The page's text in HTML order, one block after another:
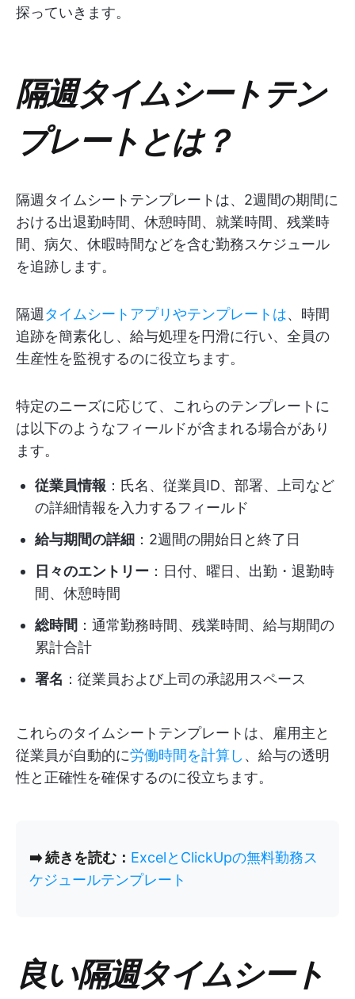
探っていきます。
隔週タイムシートテン
プレートとは？
隔週タイムシートテンプレートは、2週間の期間に
おける出退勤時間、休憩時間、就業時間、残業時
間、病欠、休暇時間などを含む勤務スケジュール
を追跡します。
隔週 タイムシートアプリやテンプレートは、時間
追跡を簡素化し、給与処理を円滑に行い、全員の
生産性を監視するのに役立ちます。
特定のニーズに応じて、これらのテンプレートに
は以下のようなフィールドが含まれる場合があり
ます。
従業員情報 ：氏名、従業員ID、部署、上司など
の詳細情報を入力するフィールド
給与期間の詳細 ：2週間の開始日と終了日
日々のエントリー ：日付、曜日、出勤・退勤時
間、休憩時間
総時間 ：通常勤務時間、残業時間、給与期間の
累計合計
署名 ：従業員および上司の承認用スペース
これらのタイムシートテンプレートは、雇用主と
従業員が自動的に労働時間を計算し 、給与の透明
性と正確性を確保するのに役立ちます。
➡️ 続きを読む： ExcelとClickUpの無料勤務ス
ケジュールテンプレート
良い隔週タイムシート